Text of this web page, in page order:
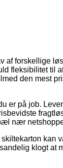
af forskellige
fleksibilitet til
den mest
er på job.
nær
kan
klogt at